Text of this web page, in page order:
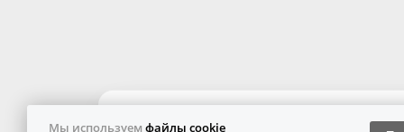
Мы используем файлы cookie